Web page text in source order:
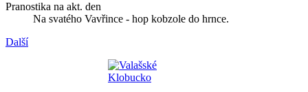
Pranostika na akt. den
Na svatého Vavřince - hop kobzole do hrnce.
Další